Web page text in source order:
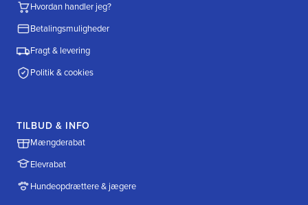
Hvordan handler jeg?
Betalingsmuligheder
Fragt & levering
Politik & cookies
TILBUD & INFO
Mængderabat
Elevrabat
Hundeopdrættere & jægere